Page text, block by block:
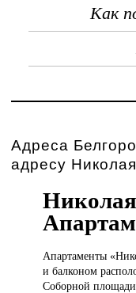
Как
Адреса
адресу
Апартаменты
и балконом
Соборной